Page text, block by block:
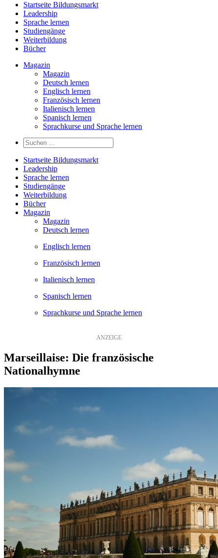
Startseite Bildungsmarkt
Leadership
Sprache lernen
Studiengänge
Weiterbildung
Bücher
Magazin
Magazin
Deutsch lernen
Englisch lernen
Französisch lernen
Italienisch lernen
Spanisch lernen
Sprachkurse und Sprache lernen
Startseite Bildungsmarkt
Leadership
Sprache lernen
Studiengänge
Weiterbildung
Bücher
Magazin
Magazin
Deutsch lernen
Englisch lernen
Französisch lernen
Italienisch lernen
Spanisch lernen
Sprachkurse und Sprache lernen
Marseillaise: Die französische
Nationalhymne